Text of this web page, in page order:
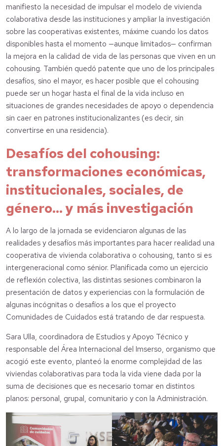
manifiesto la necesidad de impulsar el modelo de vivienda
colaborativa desde las instituciones y ampliar la investigación
sobre las cooperativas existentes, máxime cuando los datos
disponibles hasta el momento —aunque limitados— confirman
la mejora en la calidad de vida de las personas que viven en un
cohousing. También quedó patente que uno de los principales
desafíos, sino el mayor, es hacer posible que el cohousing
puede ser un hogar hasta el final de la vida incluso en
situaciones de grandes necesidades de apoyo o dependencia
sin caer en patrones institucionalizantes (es decir, sin
convertirse en una residencia).
Desafíos del cohousing:
transformaciones económicas,
institucionales, sociales, de
género… y más investigación
A lo largo de la jornada se evidenciaron algunas de las
realidades y desafíos más importantes para hacer realidad una
cooperativa de vivienda colaborativa o cohousing, tanto si es
intergeneracional como sénior. Planificada como un ejercicio
de reflexión colectiva, las distintas sesiones combinaron la
presentación de datos y experiencias con la formulación de
algunas incógnitas o desafíos a los que el proyecto
Comunidades de Cuidados está tratando de dar respuesta.
Sara Ulla, coordinadora de Estudios y Apoyo Técnico y
responsable del Área Internacional del Imserso, organismo que
acogió este evento, planteó la enorme complejidad de las
viviendas colaborativas para toda la vida viene dada por la
suma de decisiones que es necesario tomar en distintos
planos: personal, grupal, comunitario y con la Administración.